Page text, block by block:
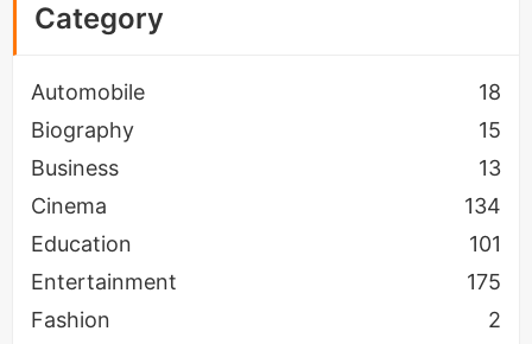
Anurag Dwivedi Car Collection में हाल फिलहाल
उन्होंने 5 करोड़ की लैंबोर्गिनी ऊरस खरीदी है पहले से ही उनके
पास डिफेंडर और BMW जैसी प्रीमियम गाड़ियों का काफिला
है।
Social Media की कमाई से खरीदी Defender SUV :
Category
Automobile
18
Biography
15
Business
13
Cinema
134
Education
101
Entertainment
175
Fashion
2